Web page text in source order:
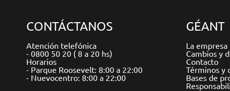
CONTÁCTANOS
Atención telefónica
- 0800 50 20 ( 8 a 20 hs)
Horarios
- Parque Roosevelt: 8:00 a 22:00
- Nuevocentro: 8:00 a 22:00
GÉANT
La empresa
Cambios y
Contacto
Términos y
Bases de